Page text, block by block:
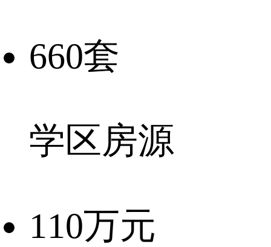
660套
学区房源
110万元